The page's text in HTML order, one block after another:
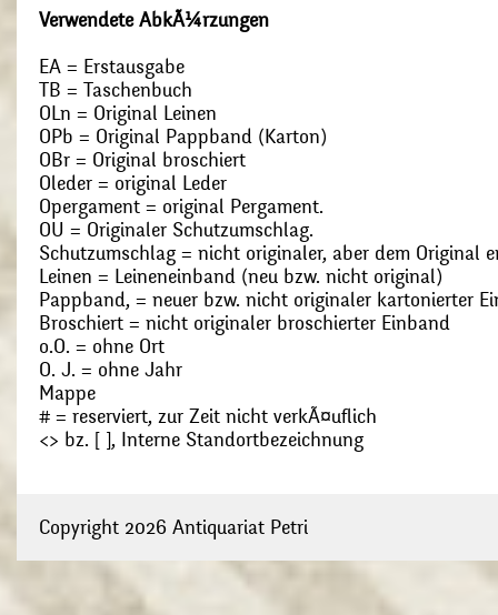
Verwendete AbkÃ¼rzungen
EA = Erstausgabe
TB = Taschenbuch
OLn = Original Leinen
OPb = Original Pappband (Karton)
OBr = Original broschiert
Oleder = original Leder
Opergament = original Pergament.
OU = Originaler Schutzumschlag.
Schutzumschlag = nicht originaler, aber dem Original
Leinen = Leineneinband (neu bzw. nicht original)
Pappband, = neuer bzw. nicht originaler kartonierter
Broschiert = nicht originaler broschierter Einband
o.O. = ohne Ort
O. J. = ohne Jahr
Mappe
# = reserviert, zur Zeit nicht verkÃ¤uflich
<> bz. [ ], Interne Standortbezeichnung
Copyright 2026 Antiquariat Petri